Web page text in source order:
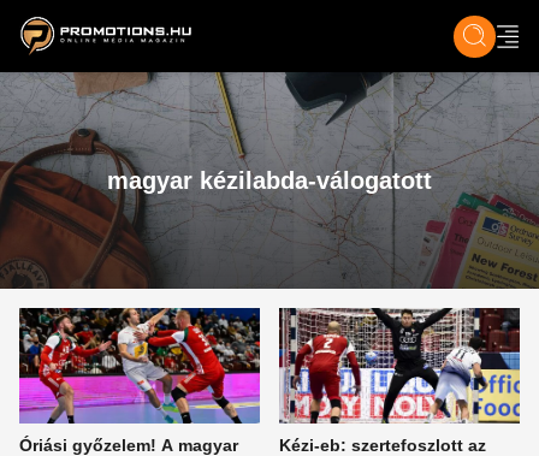
ZENE, FILM & KULT ÉLET TECH &
magyar kézilabda-válogatott
Óriási győzelem! A magyar
Kézi-eb: szertefoszlott az